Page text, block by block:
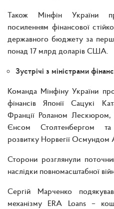
Також Мінфін України
посиленням фінансової
державного бюджету за
понад 17 млрд доларів США.
Зустрічі з міністрами
Команда Мінфіну України
фінансів Японії Сацукі
Франції Роланом Лескюром,
Єнсом Столтенбергом та
розвитку Норвегії Осмундом
Сторони розглянули
наслідки повномасштабної
Сергій Марченко
механізму ERA Loans –